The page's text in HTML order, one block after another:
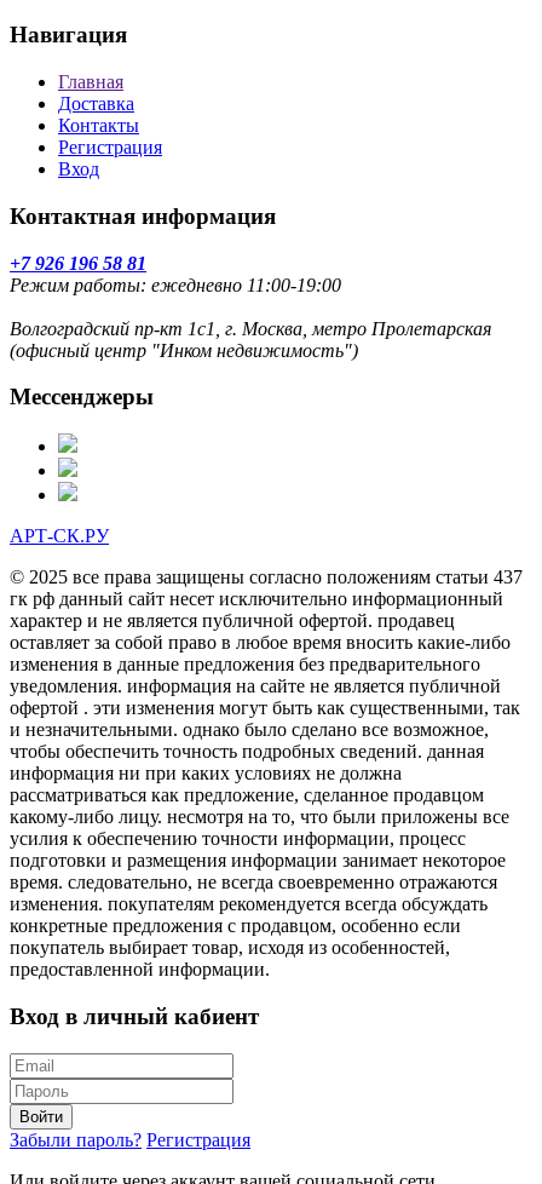
Навигация
Главная
Доставка
Контакты
Регистрация
Вход
Контактная информация
+7 926 196 58 81
Режим работы: ежедневно 11:00-19:00
Волгоградский пр-кт 1с1, г. Москва, метро Пролетарская
(офисный центр "Инком недвижимость")
Мессенджеры
АРТ-СК.РУ
© 2025 все права защищены согласно положениям статьи 437
гк рф данный сайт несет исключительно информационный
характер и не является публичной офертой. продавец
оставляет за собой право в любое время вносить какие-либо
изменения в данные предложения без предварительного
уведомления. информация на сайте не является публичной
офертой . эти изменения могут быть как существенными, так
и незначительными. однако было сделано все возможное,
чтобы обеспечить точность подробных сведений. данная
информация ни при каких условиях не должна
рассматриваться как предложение, сделанное продавцом
какому-либо лицу. несмотря на то, что были приложены все
усилия к обеспечению точности информации, процесс
подготовки и размещения информации занимает некоторое
время. следовательно, не всегда своевременно отражаются
изменения. покупателям рекомендуется всегда обсуждать
конкретные предложения с продавцом, особенно если
покупатель выбирает товар, исходя из особенностей,
предоставленной информации.
Вход в личный кабиент
Войти
Забыли пароль? Регистрация